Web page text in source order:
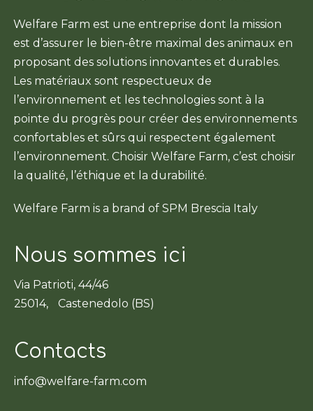
Welfare Farm est une entreprise dont la mission
est d’assurer le bien-être maximal des animaux en
proposant des solutions innovantes et durables.
Les matériaux sont respectueux de
l’environnement et les technologies sont à la
pointe du progrès pour créer des environnements
confortables et sûrs qui respectent également
l’environnement. Choisir Welfare Farm, c’est choisir
la qualité, l’éthique et la durabilité.
Welfare Farm is a brand of SPM Brescia Italy
Nous sommes ici
Via Patrioti, 44/46
25014, Castenedolo (BS)
Contacts
info@welfare-farm.com